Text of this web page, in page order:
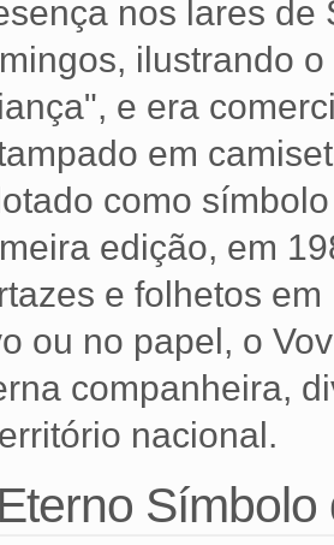
nos lares de
ilustrando
e era
em
como
edição, em
e folhetos
ou no papel, o
companheira,
nacional.